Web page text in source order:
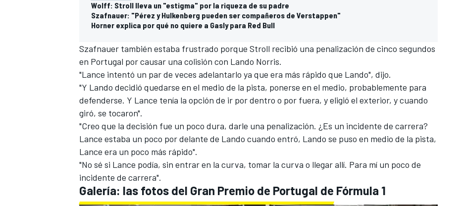
MÁS CATEGORÍAS
Wolff: Stroll lleva un "estigma" por la riqueza de su padre
Szafnauer: "Pérez y Hulkenberg pueden ser compañeros de Verstappen"
Horner explica por qué no quiere a Gasly para Red Bull
Szafnauer también estaba frustrado porque Stroll recibió una penalización de cinco segundos
en Portugal por causar una colisión con Lando Norris.
"Lance intentó un par de veces adelantarlo ya que era más rápido que Lando", dijo.
"Y Lando decidió quedarse en el medio de la pista, ponerse en el medio, probablemente para
defenderse. Y Lance tenía la opción de ir por dentro o por fuera, y eligió el exterior, y cuando
giró, se tocaron".
"Creo que la decisión fue un poco dura, darle una penalización. ¿Es un incidente de carrera?
Lance estaba un poco por delante de Lando cuando entró, Lando se puso en medio de la pista,
Lance era un poco más rápido".
"No sé si Lance podía, sin entrar en la curva, tomar la curva o llegar allí. Para mí un poco de
incidente de carrera".
Galería: las fotos del Gran Premio de Portugal de Fórmula 1